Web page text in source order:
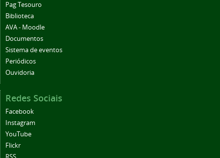
Pag Tesouro
Biblioteca
AVA - Moodle
Documentos
Sistema de eventos
Periódicos
Ouvidoria
Redes Sociais
Facebook
Instagram
YouTube
Flickr